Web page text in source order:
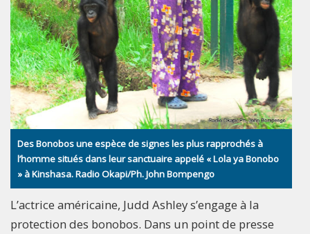
Des Bonobos une espèce de signes les plus rapprochés à
l’homme situés dans leur sanctuaire appelé « Lola ya Bonobo
» à Kinshasa. Radio Okapi/Ph. John Bompengo
L’actrice américaine, Judd Ashley s’engage à la
protection des bonobos. Dans un point de presse